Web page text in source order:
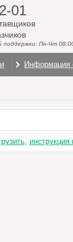
01
поддержки: Пн-Чт
Информация
, инструкция